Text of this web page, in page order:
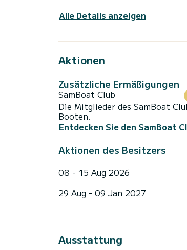
Alle Details anzeigen
Aktionen
Zusätzliche Ermäßigungen
SamBoat Club
Die Mitglieder des SamBoat
Booten.
Entdecken Sie den SamBoat
Aktionen des Besitzers
08 - 15 Aug 2026
29 Aug - 09 Jan 2027
Ausstattung